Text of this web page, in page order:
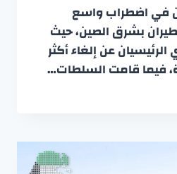
في اضطراب واسع
بشرق الصين، حيث
عن إلغاء أكثر